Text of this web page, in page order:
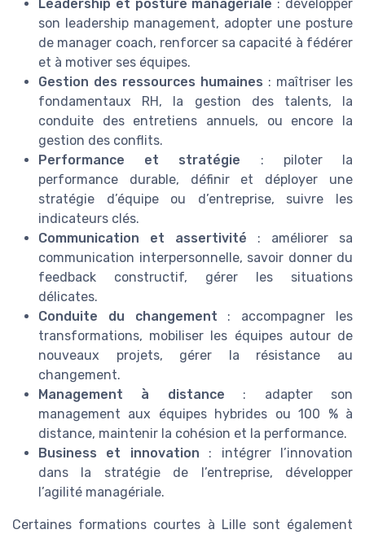
Leadership et posture managériale : développer
son leadership management, adopter une posture
de manager coach, renforcer sa capacité à fédérer
et à motiver ses équipes.
Gestion des ressources humaines : maîtriser les
fondamentaux RH, la gestion des talents, la
conduite des entretiens annuels, ou encore la
gestion des conflits.
Performance et stratégie : piloter la
performance durable, définir et déployer une
stratégie d’équipe ou d’entreprise, suivre les
indicateurs clés.
Communication et assertivité : améliorer sa
communication interpersonnelle, savoir donner du
feedback constructif, gérer les situations
délicates.
Conduite du changement : accompagner les
transformations, mobiliser les équipes autour de
nouveaux projets, gérer la résistance au
changement.
Management à distance : adapter son
management aux équipes hybrides ou 100 % à
distance, maintenir la cohésion et la performance.
Business et innovation : intégrer l’innovation
dans la stratégie de l’entreprise, développer
l’agilité managériale.
Certaines formations courtes à Lille sont également